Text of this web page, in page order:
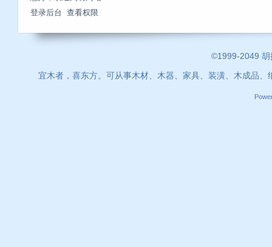
登录后台
查看权限
©1999-2049 胡
宜木者，喜东方。可从事木材、木器、家具、装潢、木成品